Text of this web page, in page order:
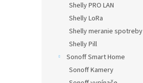
Shelly PRO LAN
Shelly LoRa
Shelly meranie spotreby
Shelly Pill
Sonoff Smart Home
Sonoff Kamery